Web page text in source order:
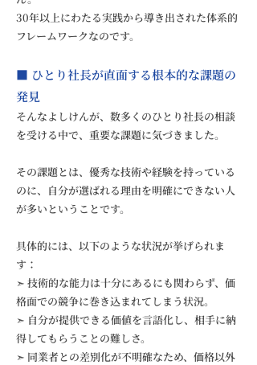
30年以上にわたる実践から導き出された体系的
フレームワークなのです。
■ ひとり社長が直面する根本的な課題の
発見
そんなよしけんが、数多くのひとり社長の相談
を受ける中で、重要な課題に気づきました。
その課題とは、優秀な技術や経験を持っている
のに、自分が選ばれる理由を明確にできない人
が多いということです。
具体的には、以下のような状況が挙げられま
す：
➣ 技術的な能力は十分にあるにも関わらず、価
格面での競争に巻き込まれてしまう状況。
➣ 自分が提供できる価値を言語化し、相手に納
得してもらうことの難しさ。
➣ 同業者との差別化が不明確なため、価格以外